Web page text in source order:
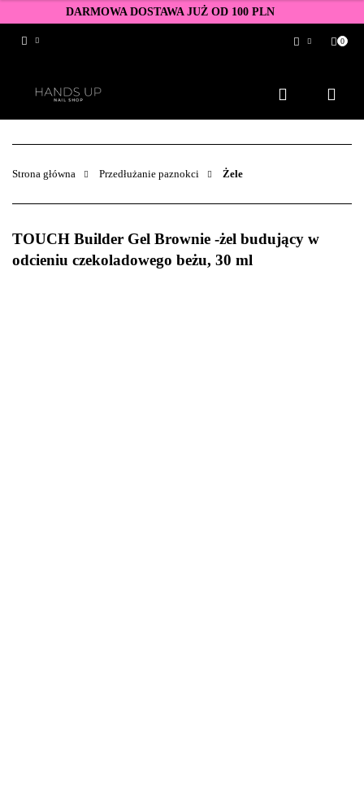
DARMOWA DOSTAWA JUŻ OD 100 PLN
Zarejestruj się
Dodaj zgłoszenie
Zgody cookies
0
Strona główna Przedłużanie paznokci Żele
TOUCH Builder Gel Brownie -żel budujący w
odcieniu czekoladowego beżu, 30 ml